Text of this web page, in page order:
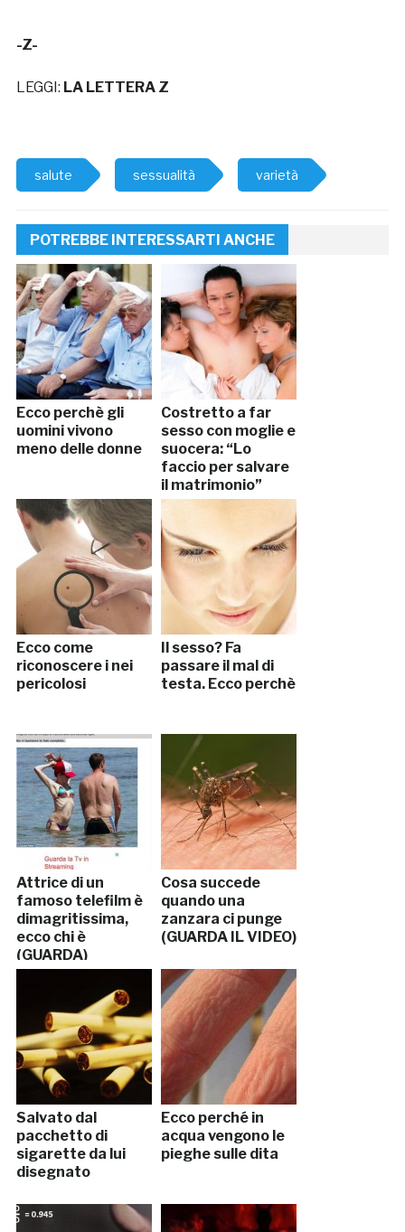
-Z-
LEGGI: LA LETTERA Z
salute sessualità varietà
POTREBBE INTERESSARTI ANCHE
Ecco perchè gli
uomini vivono
meno delle donne
Costretto a far
sesso con moglie e
suocera: “Lo
faccio per salvare
il matrimonio”
Ecco come
riconoscere i nei
pericolosi
Il sesso? Fa
passare il mal di
testa. Ecco perchè
Attrice di un
famoso telefilm è
dimagritissima,
ecco chi è
(GUARDA)
Cosa succede
quando una
zanzara ci punge
(GUARDA IL VIDEO)
Salvato dal
pacchetto di
sigarette da lui
disegnato
Ecco perché in
acqua vengono le
pieghe sulle dita